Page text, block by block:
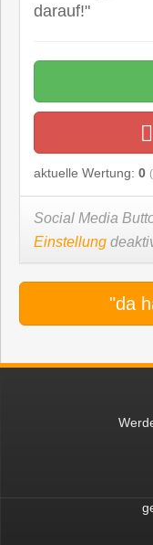
darauf!"
aktuelle Wertung: 0 (
Social Media
Einstellung
"da